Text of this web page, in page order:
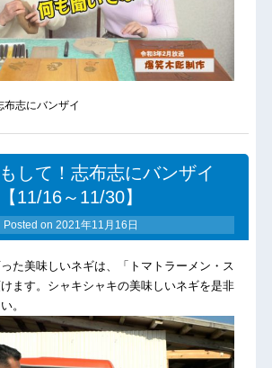
布志にバンザイ
して！志布志にバンザイ
【11/16～11/30】
Posted on 2021年11月16日
た美味しいネギは、「トマトラーメン・ス
ます。シャキシャキの美味しいネギを是非
。